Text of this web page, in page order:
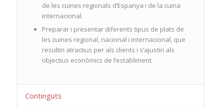
de les cuines regionals d’Espanya i de la cuina
internacional.
Preparar i presentar diferents tipus de plats de
les cuines regional, nacional i internacional, que
resultin atractius per als clients i s’ajustin als
objectius econòmics de l’establiment.
Continguts